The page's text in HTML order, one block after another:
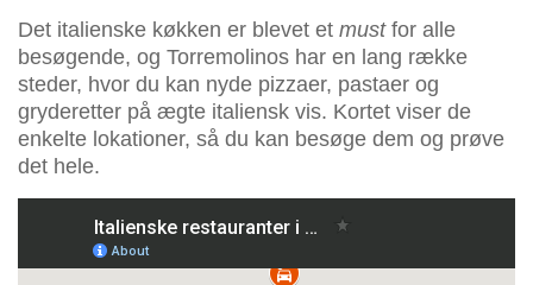
Det italienske køkken er blevet et mustfor alle
besøgende, og Torremolinos har en lang række
steder, hvor du kan nyde pizzaer, pastaer og
gryderetter på ægte italiensk vis. Kortet viser de
enkelte lokationer, så du kan besøge dem og prøve
det hele.